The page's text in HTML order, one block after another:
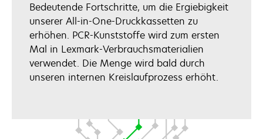
Bedeutende Fortschritte, um die Ergiebigkeit
unserer All-in-One-Druckkassetten zu
erhöhen. PCR-Kunststoffe wird zum ersten
Mal in Lexmark-Verbrauchsmaterialien
verwendet. Die Menge wird bald durch
unseren internen Kreislaufprozess erhöht.